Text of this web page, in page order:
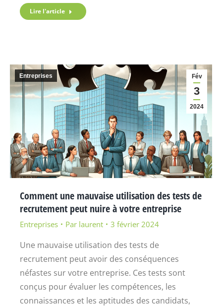
Lire l'article
Fév
3
2024
Entreprises
Comment une mauvaise utilisation des tests de
recrutement peut nuire à votre entreprise
Entreprises Par laurent 3 février 2024
Une mauvaise utilisation des tests de
recrutement peut avoir des conséquences
néfastes sur votre entreprise. Ces tests sont
conçus pour évaluer les compétences, les
connaissances et les aptitudes des candidats,